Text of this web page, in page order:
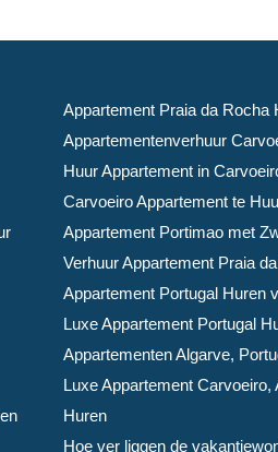
Appartement Praia da Rocha
Appartementenverhuur
Huur Appartement in
Carvoeiro Appartement te
Appartement Portimao met
Verhuur Appartement Praia
Appartement Portugal Huren
Luxe Appartement Portugal
Appartementen Algarve,
Luxe Appartement Carvoeiro,
Huren
Hoe ver liggen de